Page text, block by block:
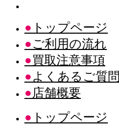
トップページ
ご利用の流れ
買取注意事項
よくあるご質問
店舗概要
トップページ